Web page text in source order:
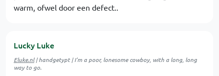
warm, ofwel door een defect..
Lucky Luke
Eluke.nl| handgetypt | I'm a poor, lonesome cowboy, with a long, long
way to go.